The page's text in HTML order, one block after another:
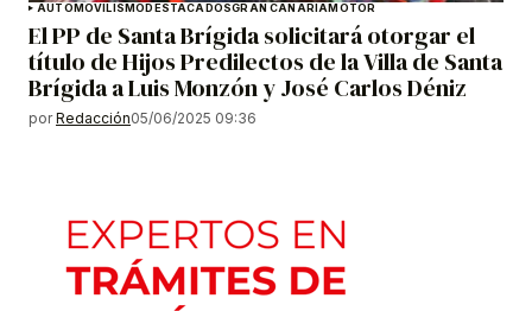
AUTOMOVILISMODESTACADOSGRAN CANARIAMOTOR
El PP de Santa Brígida solicitará otorgar el
título de Hijos Predilectos de la Villa de Santa
Brígida a Luis Monzón y José Carlos Déniz
por Redacción05/06/2025 09:36